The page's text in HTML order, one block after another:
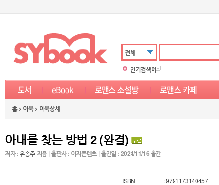
전체
인기검색어
홈 > 이북 > 이북상세
아내를 찾는 방법 2 (완결)
저자 :유송주 지음 | 출판사 : 이지콘텐츠 | 출간일 : 2024/11/16 출간
ISBN
: 9791173140457